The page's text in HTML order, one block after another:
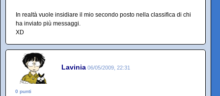
In realtà vuole insidiare il mio secondo posto nella classifica di chi
ha inviato più messaggi.
XD
Lavinia 06/05/2009, 22:31
0 punti